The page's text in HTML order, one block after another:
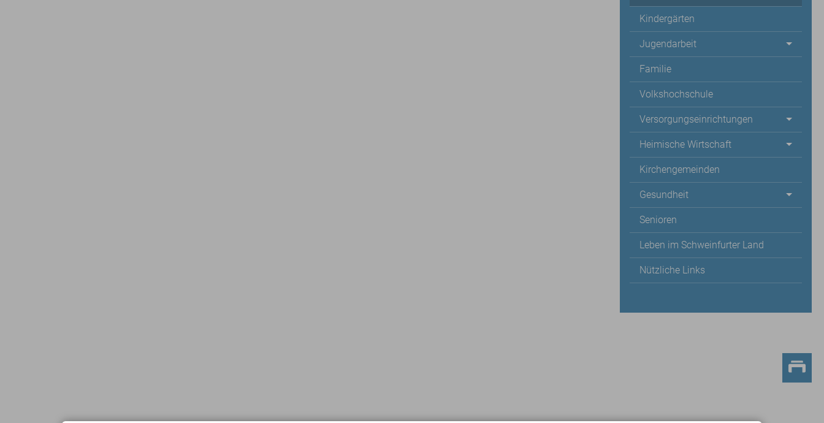
Kindergärten
Jugendarbeit
Familie
Volkshochschule
Versorgungseinrichtungen
Heimische Wirtschaft
Kirchengemeinden
Gesundheit
Senioren
Leben im Schweinfurter Land
Nützliche Links